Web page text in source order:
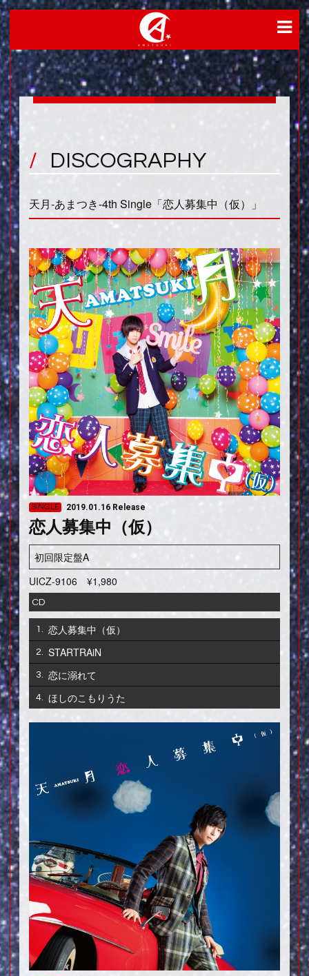
DISCOGRAPHY
天月-あまつき-4th Single「恋人募集中（仮）」
SINGLE 2019.01.16 Release
恋人募集中（仮）
初回限定盤A
UICZ-9106
¥1,980
CD
1. 恋人募集中（仮）
2. STARTRAiN
3. 恋に溺れて
4. ほしのこもりうた